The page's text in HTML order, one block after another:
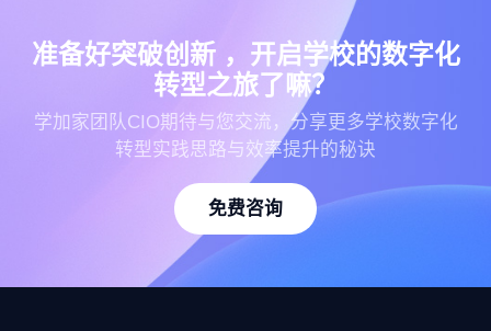
准备好突破创新 ，开启学校的数字化
转型之旅了嘛？
学加家团队CIO期待与您交流，分享更多学校数字化
转型实践思路与效率提升的秘诀
免费咨询